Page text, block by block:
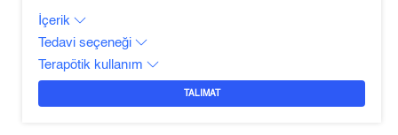
İçerik
Tedavi seçeneği
Terapötik kullanım
TALIMAT